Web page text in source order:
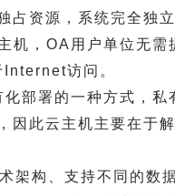
占资源，系统完全独立
机，OA用户单位无
访问。
部署的一种方式，私
因此云主机主要在于
架构、支持不同的数